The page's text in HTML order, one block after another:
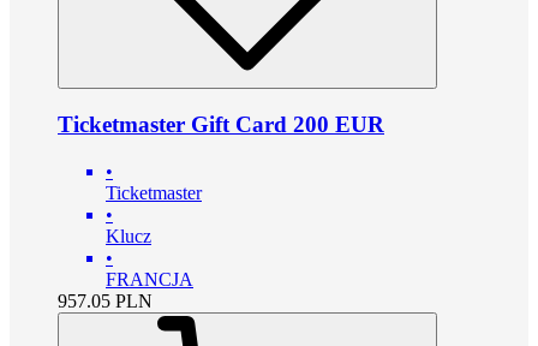
Ticketmaster Gift Card 200 EUR
•
Ticketmaster
•
Klucz
•
FRANCJA
957.05 PLN